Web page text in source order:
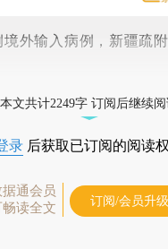
外输入病例，新疆疏
本文共计2249字 订阅后继续
录 后获取已订阅的阅读
据通会员
畅读全文
订阅/会员升级